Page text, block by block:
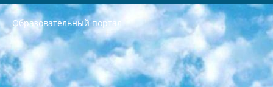
Образовательный портал
РЕСПУБЛИКА УЗБЕКИСТАН МИНИСТРЕРСТВО ДОШКОЛЬНОГО И ШКОЛЬНОГО ОБРАЗОВАНИЯ КОМАНДА в общеобразовательных учреждениях в 2023-2024 учебном году организация и проведение итоговой государственной аттестации обучающихся о Министра дошкольного и школьного образования Республики Узбекистан от 4 марта 2008 года (постановлением Минюста от 20 марта 2008 года № 1778 государственной регистрации) «Итоговое состояние учащихся общего среднего образования на основании положения об утверждении положения об аттестации общего среднего образования выпускной экзамен студентов в образовательных учреждениях в 2023-2024 учебном году В целях организации и прохождения аттестации приказываю: 1. Следующее: перечень предметов, по которым будет проводиться итоговая государственная аттестация и экзамен формы перевода согласно приложению 1; сертификаты международного образца, оценивающие уровень владения иностранными языками перечень согласно приложению 2; 2. Педагогический при специализированных образовательных учреждениях. научно-практический центр квалификации и международной оценки (Д.Давидова) 2024 г. До 25 марта: задания по предметам, по которым будет проводиться итоговая аттестация разработка и утверждение технических условий; итоговая аттестация на основании разработанного предметного задания разработка вопросов по предметам (устно и письменно), экзамен передача; общеобразовательные средние школы и специальные учебные заведения учащиеся выпускных классов школ и интернатов в агентской системе подготовка базы данных экзаменационных материалов и критериев оценки; перевод базы экзаменационных материалов на все языки обучения подать в Республиканский образовательный центр для изготовления; варианты экзаменов на основе разработанных контрольных материалов пусть будут поставлены задачи формирования. 3. Республиканский образовательный центр (Ш.Худайкулов) до 5 апреля 2024 года. до: база данных предоставленных экзаменационных материалов на все языки обучения перевод и экспертиза; для слепых, слабовидящих, глухих, слабослышащих и умственно отсталых детей учащиеся выпускных классов специализированных школ и школ-интернатов база данных экзаменационных материалов на всех преподаваемых языках подготовка критериев оценки; специализированные школы для умственно отсталых детей и технологии для учащихся выпускных классов школ-интернатов разработка соответствующих рекомендаций и критериев проведения ЕГЭ по естествознанию давать задания. 4. Педагогический при специализированных образовательных учреждениях. Научно-практический центр навыков и международной оценки (Д.Давидова), Республика образовательный центр (Худайкулов Ш.) итоговый государственный аттестационный экзамен ориентирован на творческое и логическое мышление при подготовке базы материалов учитывать введение заданий. 5. Следует отметить, что: сертификат государственного образца о знании общеобразовательного предмета и как минимум национальный уровень B1 по предметам на иностранных языках, указанным в Приложении 2. или международно признанный сертификат эквивалентного уровня студенты, изучающие определенный предмет, освобождаются от экзамена; по соответствующим предметам запланирована итоговая государственная аттестация за день до дня, путем жеребьевки Рабочей группой (в письменной форме по предметам, проводимым в форме) из числа сформированных вариантов выбрано 2 варианта; 2 выбранных варианта экзамена анонсированы на официальном сайте министерства и все выпускники по всей стране на основе этих вариантов проводит итоговую государственную аттестацию. 6. Государственное образование учащихся средних общеобразовательных учреждений. знания в соответствии с квалификационными требованиями, которые необходимо приобрести на основании стандартов итоговый (выпускной) контроль для 9 и 11 классов в целях тестирования Экзамены (далее – экзамены) состоят из предметов, перечисленных в приложении 1. будет сделано. 7. Экзамены пройдут с 26 мая по 15 июня 2024 г. (кроме науки физического воспитания). 8. Физическая для учащихся 9 классов общесредних образовательных учреждений. Экзамены по предмету «Образование, квалификация медицина» 1-6 мая 2024 года. сотрудники перевести под присмотр (с отклонениями в физическом или умственном развитии) специализированная школа для детей, школы-интернаты и со сколиозом школы-интернаты санаторного типа для больных детей исключены). 9. Он был слепым, слабовидящим и имел нарушения опорно-двигательного аппарата. экзамены в специализированных школах и интернатах для детей должны проводиться исходя из требований, предъявляемых к общеобразовательным учреждениям (физкультура кроме науки). 10. Специализированная школа для глухих и слабослышащих детей. и экзамены в интернатах и быть реализован в виде письменного теста по математике. 11. Специальность для умственно отсталых детей. Для 9 класса Родной язык и литературное письмо Государственный язык (язык обучения – узбекский). для неклассов) написано Математическое письмо Письменная/устная история Узбекистана Физическое воспитание практично Итоговый контроль Для 11 класса Написание родного языка и литературы (эссе) Математическое письмо Узбекский язык (обучение на узбекском языке) не посещающее общее среднее образование для учреждений)/Образовательное учреждение выбор письменный и устный Иностранный язык письменный/устный Письменная/устная история Узбекистана *По выбору студента:  Химия  Физика  Основы государственного права  География 10 бесплатных образовательных ресурсов - Мы составили подборку онлайн-проектов с интерактивными упражнениями, видеолекциями и статьями. Они помогут вам обрести новые и освежить старые знания бесплатно. 1. «ИНТУИТ» Старейшая образовательная площадка Рунета. Здесь вы найдёте сотни текстовых и видеокурсов на десятки различных тем — от программирования до психологии. Многие курсы подготовлены российскими университетами и крупными международными компаниями вроде Intel и Microsoft. Самостоятельное обучение бесплатное, но желающие могут оплатить услуги персональных наставников. 2. «Смартия» знакомит с актуальными профессиями и подсказывает, как им обучаться. Выбрав заинтересовавшую вас специальность — SMM-специалист, фотограф, веб-дизайнер или другую, — увидите список необходимых для неё умений. Чтобы вы могли освоить их самостоятельно, для каждого умения площадка отображает подборку ссылок на учебные материалы. Хотя «Смартия» ориентируется на русскоязычную аудиторию, часть контента всё же доступна только на английском. 3. «Лекторий Физтеха» Проект Московского физико-технического института (Физтеха). С его помощью вы можете смотреть онлайн серии лекций, записанные на видео в этом вузе. В числе доступных предметов — физика, биология, химия, информационные технологии и другие. К некоторым лекциям администрация ресурса прилагает готовые конспекты, которые можно скачивать в PDF-формате. 4. ITMOcourses Онлайн-площадка Санкт-Петербургского национального исследовательского университета информационных технологий, механики и оптики (ИТМО). Ресурс предоставляет свободный доступ к курсам, разработанным в этом вузе. Каталог материалов разбит на четыре категории: «Оптические системы и технологии», «Приборостроение и робототехника», «Информационные технологии» и «Биотехнологии». Курсы состоят из видеолекций, интерактивных демонстраций и заданий. 5. «КиберЛенинка» Электронная научная библиотека открытого доступа. Каталог площадки регулярно обрастает текстами статей из различных научных изданий. Сгруппированные по журналам и рубрикам публикации можно читать онлайн или скачивать целиком в PDF-формате. Проект нацелен на популяризацию науки за счёт открытого доступа к качественной информации. 6. «ПостНаука» На этом ресурсе публикуют подборки видеолекций, составленные экспертами из разных отраслей и объединённые общими темами. Среди них, к примеру, есть серии «Биоинформатика и геномика», «Культура средневековой Скандинавии» и Cinema Studies о теории кино. Каждая подборка лекций — логически связанная история, рассказанная экспертом от первого лица. Кроме того, на сайте появляются научно-образовательные статьи и тесты на разные темы. 7. «Newочём» Команда проекта «Newочём» отбирает самые интересные тексты из англоязычных СМИ и переводит те из них, за которые голосуют участники сообщества «ВКонтакте». По большей части это научно-популярные статьи. Редакторы придумывают лишь заголовки, в остальном содержание переводов соответствует оригиналам. Полные тексты можно читать прямо в социальной сети. 8. InternetUrok Онлайн-база материалов по основным дисциплинам школьной программы. Информация на сайте структурирована по классам, предметам и темам (урокам). Каждый урок состоит из видеолекций и конспектов. Есть также интерактивные тренажёры и тесты для закрепления пройденного материала. Даже если вы давно окончили школу, возможность повторить программу старших классов всегда может пригодиться. 9. Edutainme Ещё один ресурс об образовании. В отличие от Newtonew, как мне кажется, Edutainme больше ориентируется на представителей индустрии: педагогов, предпринимателей, разработчиков образовательных проектов. Но и любой, кто просто стремится к саморазвитию, найдёт на сайте много полезного и интересного для себя. Например, информацию о новых курсах и образовательных сервисах. 10. Newtonew Онлайн-медиа об образовании и обучении в широком смысле. Авторы Newtonew пишут об инструментах, заведениях, тактиках и стратегиях, которые помогают учить других и получать новые знания самостоятельно. На этой площадке вы найдёте новости, обзоры, аналитические мат